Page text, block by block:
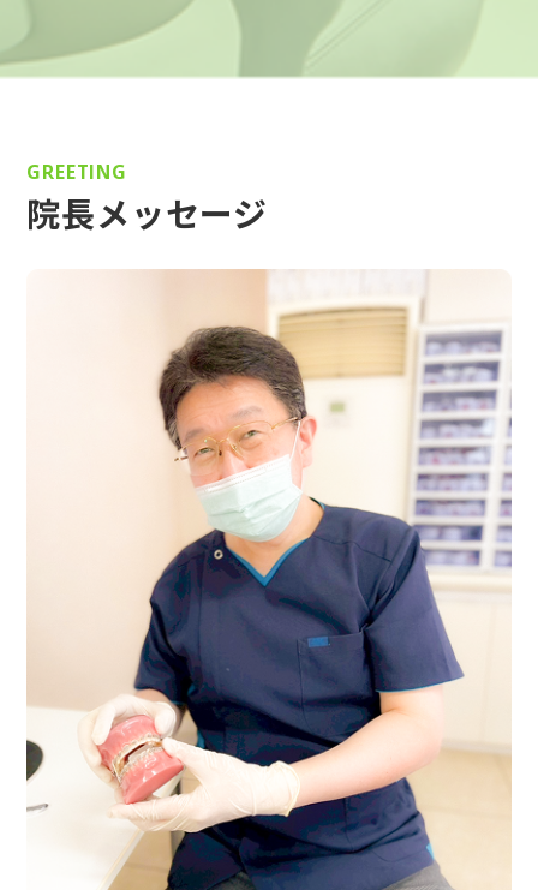
GREETING
院長メッセージ